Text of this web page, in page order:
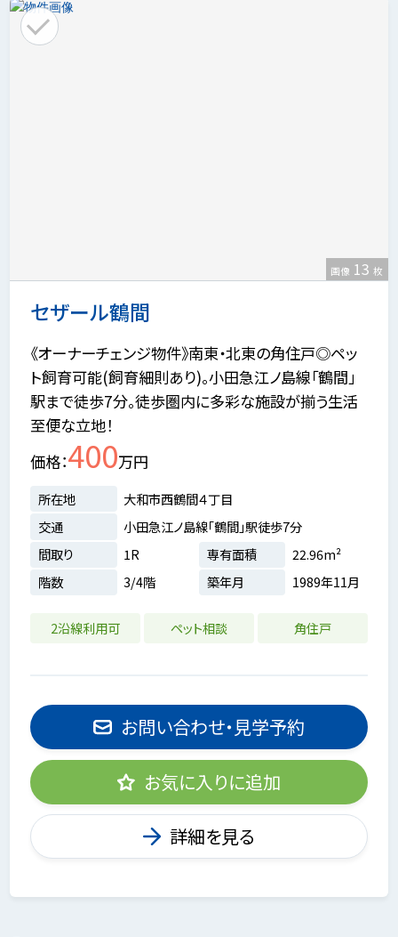
セザール鶴間
画像 13 枚
《オーナーチェンジ物件》南東・北東の角住戸◎ペッ
ト飼育可能(飼育細則あり)。小田急江ノ島線「鶴間」
駅まで徒歩7分。徒歩圏内に多彩な施設が揃う生活
至便な立地！
価格 400万円
所在地
大和市西鶴間４丁目
交通
小田急江ノ島線「鶴間」駅徒歩7分
間取り
1R 専有面積
22.96m²
階数
3/4階 築年月 1989年11月
2沿線利用可 ペット相談 角住戸
お問い合わせ・見学予約
お気に入りに追加
詳細を見る